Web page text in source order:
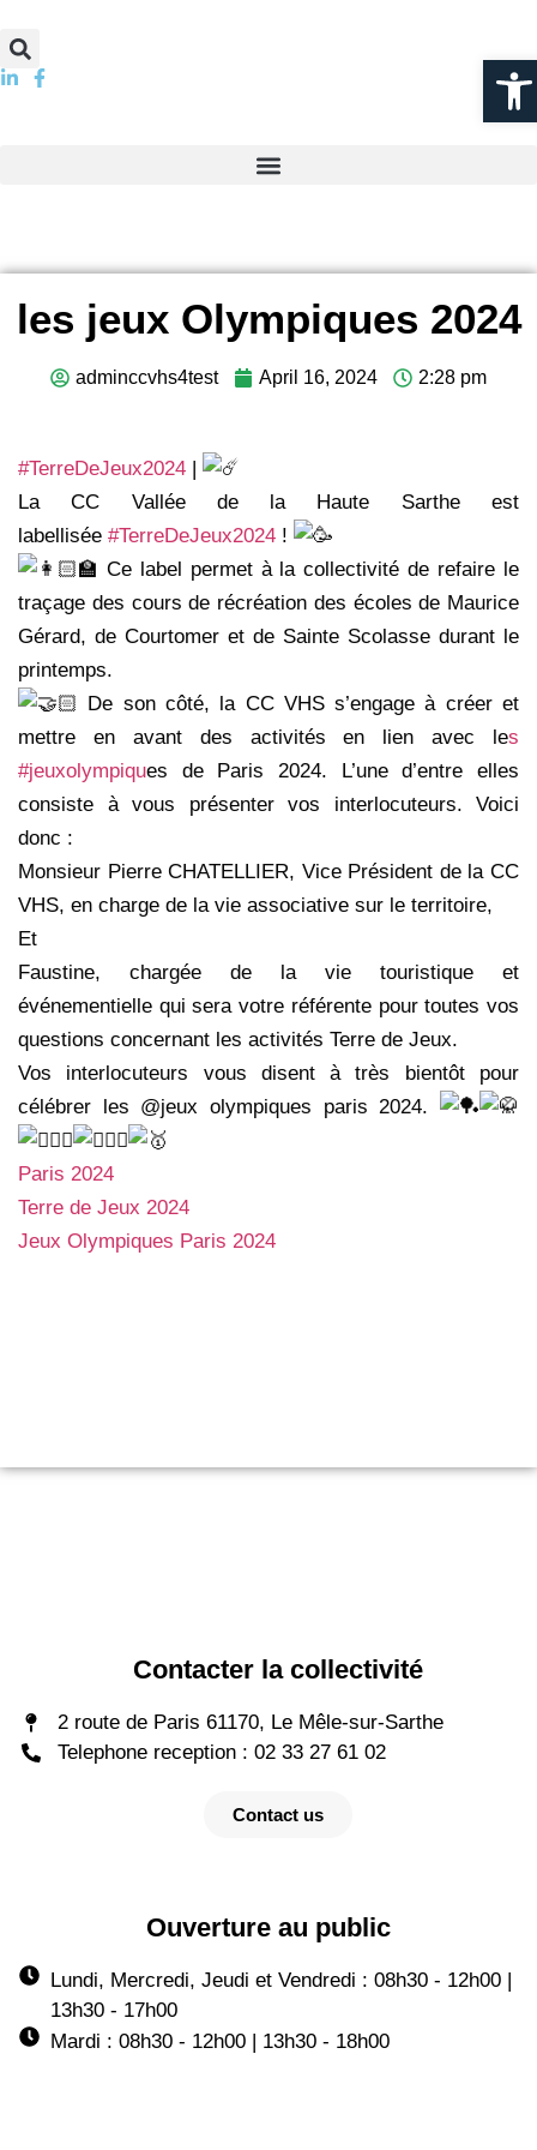
les jeux Olympiques 2024
adminccvhs4test April 16, 2024 2:28 pm
#TerreDeJeux2024 |
La CC Vallée de la Haute Sarthe est
labellisée #TerreDeJeux2024 !
Ce label permet à la collectivité de refaire le
traçage des cours de récréation des écoles de Maurice
Gérard, de Courtomer et de Sainte Scolasse durant le
printemps.
De son côté, la CC VHS s’engage à créer et
mettre en avant des activités en lien avec les
#jeuxolympiques de Paris 2024. L’une d’entre elles
consiste à vous présenter vos interlocuteurs. Voici
donc :
Monsieur Pierre CHATELLIER, Vice Président de la CC
VHS, en charge de la vie associative sur le territoire,
Et
Faustine, chargée de la vie touristique et
événementielle qui sera votre référente pour toutes vos
questions concernant les activités Terre de Jeux.
Vos interlocuteurs vous disent à très bientôt pour
célébrer les @jeux olympiques paris 2024.
Paris 2024
Terre de Jeux 2024
Jeux Olympiques Paris 2024
Contacter la collectivité
2 route de Paris 61170, Le Mêle-sur-Sarthe
Telephone reception : 02 33 27 61 02
Contact us
Ouverture au public
Lundi, Mercredi, Jeudi et Vendredi : 08h30 - 12h00 |
13h30 - 17h00
Mardi : 08h30 - 12h00 | 13h30 - 18h00